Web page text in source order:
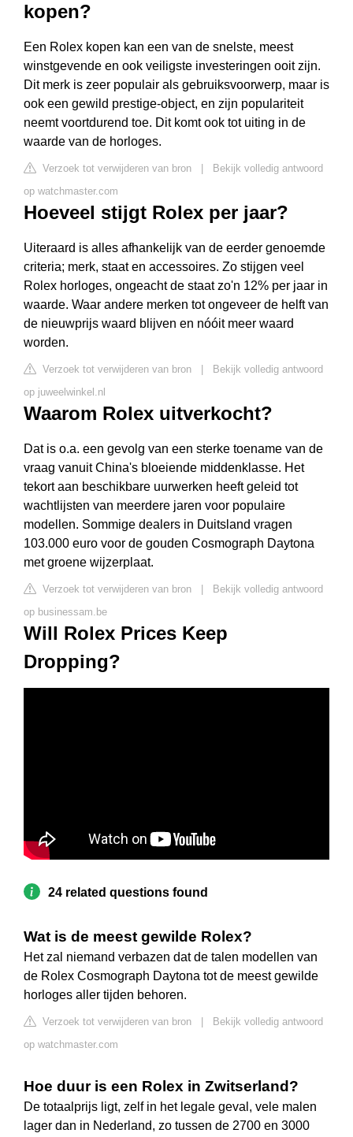
kopen?
Een Rolex kopen kan een van de snelste, meest
winstgevende en ook veiligste investeringen ooit zijn.
Dit merk is zeer populair als gebruiksvoorwerp, maar is
ook een gewild prestige-object, en zijn populariteit
neemt voortdurend toe. Dit komt ook tot uiting in de
waarde van de horloges.
Verzoek tot verwijderen van bron
Bekijk volledig antwoord
op watchmaster.com
Hoeveel stijgt Rolex per jaar?
Uiteraard is alles afhankelijk van de eerder genoemde
criteria; merk, staat en accessoires. Zo stijgen veel
Rolex horloges, ongeacht de staat zo'n 12% per jaar in
waarde. Waar andere merken tot ongeveer de helft van
de nieuwprijs waard blijven en nóóit meer waard
worden.
Verzoek tot verwijderen van bron
Bekijk volledig antwoord
op juweelwinkel.nl
Waarom Rolex uitverkocht?
Dat is o.a. een gevolg van een sterke toename van de
vraag vanuit China's bloeiende middenklasse. Het
tekort aan beschikbare uurwerken heeft geleid tot
wachtlijsten van meerdere jaren voor populaire
modellen. Sommige dealers in Duitsland vragen
103.000 euro voor de gouden Cosmograph Daytona
met groene wijzerplaat.
Verzoek tot verwijderen van bron
Bekijk volledig antwoord
op businessam.be
Will Rolex Prices Keep
Dropping?
24 related questions found
Wat is de meest gewilde Rolex?
Het zal niemand verbazen dat de talen modellen van
de Rolex Cosmograph Daytona tot de meest gewilde
horloges aller tijden behoren.
Verzoek tot verwijderen van bron
Bekijk volledig antwoord
op watchmaster.com
Hoe duur is een Rolex in Zwitserland?
De totaalprijs ligt, zelf in het legale geval, vele malen
lager dan in Nederland, zo tussen de 2700 en 3000